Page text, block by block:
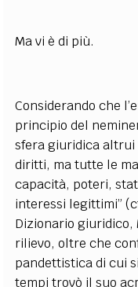
Ma vi è di più.
Considerando che
principio del
sfera giuridica altrui
diritti, ma tutte le
capacità, poteri,
interessi legittimi”
Dizionario giuridico,
rilievo, oltre che
pandettistica di cui
tempi trovò il suo